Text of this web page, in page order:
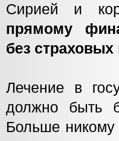
Сирией и
прямому
без
Лечение в
должно быть
Больше никому